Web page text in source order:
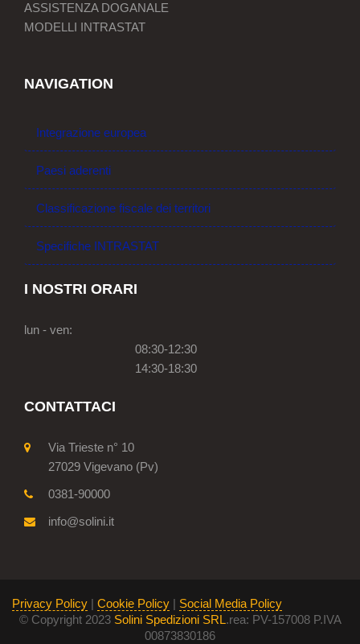
ASSISTENZA DOGANALE
MODELLI INTRASTAT
NAVIGATION
Integrazione europea
Paesi aderenti
Classificazione fiscale dei territori
Specifiche INTRASTAT
I NOSTRI ORARI
lun - ven:
08:30-12:30
14:30-18:30
CONTATTACI
Via Trieste n° 10
27029 Vigevano (Pv)
0381-90000
info@solini.it
Privacy Policy | Cookie Policy | Social Media Policy
© Copyright 2023 Solini Spedizioni SRL.rea: PV-157008 P.IVA
00873830186